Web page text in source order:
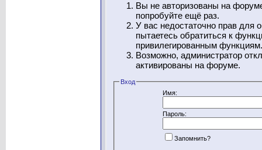
Вы не авторизованы на
попробуйте ещё раз.
У вас недостаточно прав для
пытаетесь обратиться к
привилегированным функциям.
Возможно, администратор
активированы на форуме.
Вход
Имя:
Пароль:
Запомнить?